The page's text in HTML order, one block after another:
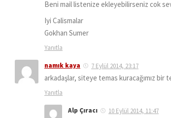
Beni mail listenize ekleyebilirseniz cok
Iyi Calismalar
Gokhan Sumer
Yanıtla
namık kaya 7 Eylül 2014, 23:17
arkadaşlar, siteye temas kuracağımız bir
Yanıtla
Alp Çıracı 10 Eylül 2014, 11:47